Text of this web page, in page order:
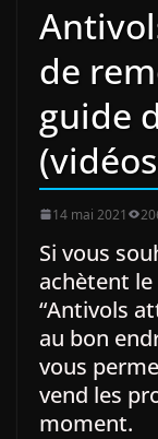
de
guide
14 mai 2021
Si vous
achètent le
“Antivols
au bon
vous
vend les
moment.